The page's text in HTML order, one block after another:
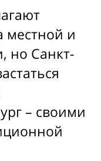
местной и
но Санкт-
– своими